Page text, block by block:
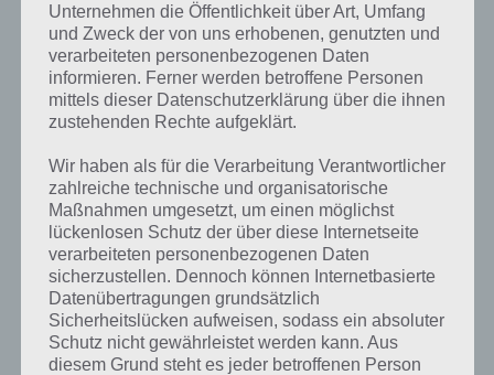
Kurze Begriffserklärung zur Lösung
Strand
Strand ist die Lösung für das tägliche Rätsel am 3.7.2022 in 4 Bilder 1
Wort, doch welche Bedeutung hat dieses eigentlich und was gibt es
bestimmten Lösungen präsentieren wir daher auch immer eine
kurze Begriffserklärung!
Zu Strand haben wir zunächst keine weiteren Informationen parat!
Auf WhatsApp teilen Teilen auf Facebook
Unternehmen die Öffentlichkeit über Art, Umfang
und Zweck der von uns erhobenen, genutzten und
verarbeiteten personenbezogenen Daten
informieren. Ferner werden betroffene Personen
mittels dieser Datenschutzerklärung über die ihnen
zustehenden Rechte aufgeklärt.
Wir haben als für die Verarbeitung Verantwortlicher
zahlreiche technische und organisatorische
Maßnahmen umgesetzt, um einen möglichst
lückenlosen Schutz der über diese Internetseite
verarbeiteten personenbezogenen Daten
sicherzustellen. Dennoch können Internetbasierte
Datenübertragungen grundsätzlich
Sicherheitslücken aufweisen, sodass ein absoluter
Schutz nicht gewährleistet werden kann. Aus
diesem Grund steht es jeder betroffenen Person